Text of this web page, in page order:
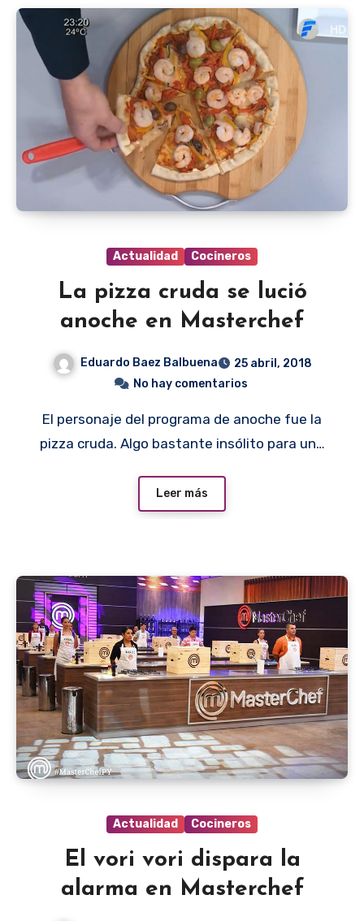
Actualidad Cocineros
La pizza cruda se lució
anoche en Masterchef
Eduardo Baez Balbuena
25 abril, 2018
No hay comentarios
El personaje del programa de anoche fue la
pizza cruda. Algo bastante insólito para un…
Leer más
Actualidad Cocineros
El vori vori dispara la
alarma en Masterchef